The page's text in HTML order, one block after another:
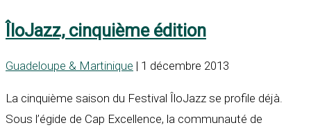
ÎloJazz, cinquième édition
Guadeloupe & Martinique | 1 décembre 2013
La cinquième saison du Festival ÎloJazz se profile déjà.
Sous l’égide de Cap Excellence, la communauté de